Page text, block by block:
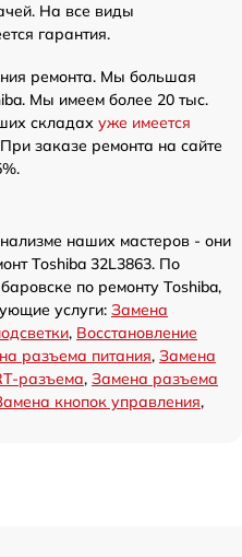
На все виды
гарантия.
ремонта. Мы большая
Мы имеем более 20 тыс.
складах уже имеется
заказе ремонта на сайте
наших мастеров - они
Toshiba 32L3863. По
по ремонту Toshiba,
услуги: Замена
, Восстановление
разъема питания, Замена
разъема, Замена разъема
кнопок управления,